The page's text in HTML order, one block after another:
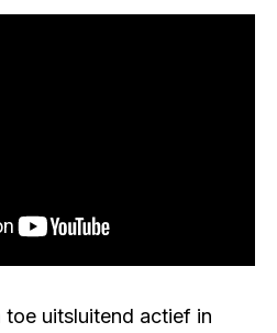
uitsluitend actief in